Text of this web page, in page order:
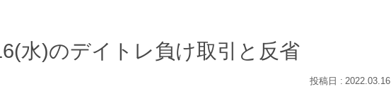
水)のデイトレ負け取引と反省
2022.03.16